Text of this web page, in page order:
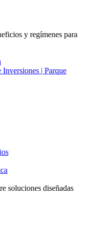
y regímenes para
| Parque
soluciones diseñadas